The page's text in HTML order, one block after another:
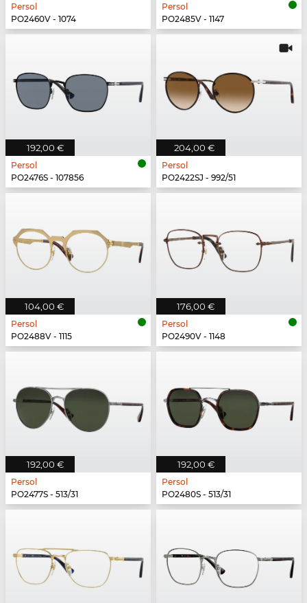
Persol
PO2460V - 1074
Persol
PO2485V - 1147
192,00 €
Persol
PO2476S - 107856
204,00 €
Persol
PO2422SJ - 992/51
104,00 €
Persol
PO2488V - 1115
176,00 €
Persol
PO2490V - 1148
192,00 €
Persol
PO2477S - 513/31
192,00 €
Persol
PO2480S - 513/31